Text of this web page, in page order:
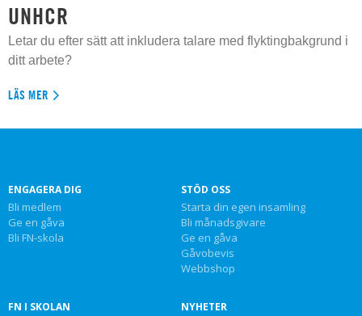
UNHCR
Letar du efter sätt att inkludera talare med flyktingbakgrund i
ditt arbete?
LÄS MER
ENGAGERA DIG
Bli medlem
Ge en gåva
Bli FN-skola
STÖD OSS
Starta din egen insamling
Bli månadsgivare
Ge en gåva
Gåvobevis
Webbshop
FN I SKOLAN NYHETER